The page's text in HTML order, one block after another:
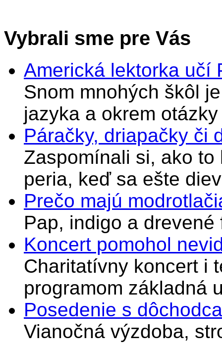
Vybrali sme pre Vás
Americká lektorka učí
Snom mnohých škôl
jazyka a okrem
Páračky, driapačky či
Zaspomínali si, ako
peria, keď sa ešte
Prečo majú
Pap, indigo a drevené
Koncert pomohol
Charitatívny koncert i
programom základná
Posedenie s
Vianočná výzdoba,